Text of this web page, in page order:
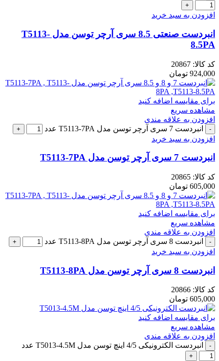
افزودن به سبد خرید
انبردست صنعتی 8.5 سری آرچر توسن مدل T5113-
8.5PA
کد کالا: 20867
924,000 تومان
برای مقایسه اضافه کنید
مشاهده سریع
افزودن به علاقه مندی
انبردست 7 سری آرچر توسن مدل T5113-7PA عدد
افزودن به سبد خرید
انبردست 7 سری آرچر توسن مدل T5113-7PA
کد کالا: 20865
605,000 تومان
برای مقایسه اضافه کنید
مشاهده سریع
افزودن به علاقه مندی
انبردست 8 سری آرچر توسن مدل T5113-8PA عدد
افزودن به سبد خرید
انبردست 8 سری آرچر توسن مدل T5113-8PA
کد کالا: 20866
605,000 تومان
برای مقایسه اضافه کنید
مشاهده سریع
افزودن به علاقه مندی
انبردست الکترونیکی 4/5 اینچ توسن مدل T5013-4.5M عدد